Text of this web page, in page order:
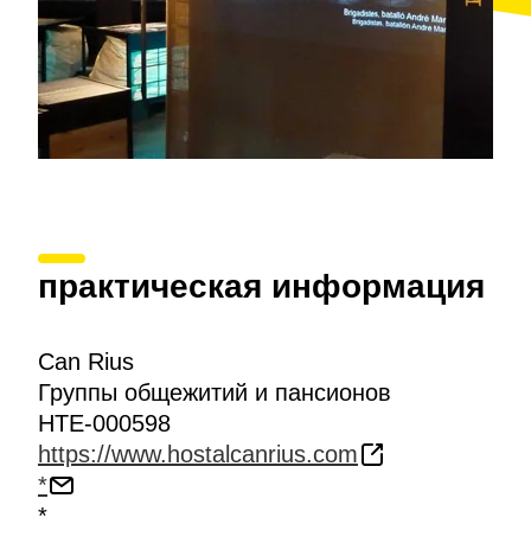
практическая информация
Can Rius
Группы общежитий и пансионов
HTE-000598
https://www.hostalcanrius.com
*
*